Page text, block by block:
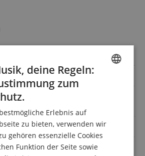
Schwarz
Dynamisch
für Stativ
FRENCH
ITALIAN
deine Regeln:
zum
Erlebnis auf
zu bieten, verwenden wir
gehören essenzielle Cookies
Funktion der Seite sowie